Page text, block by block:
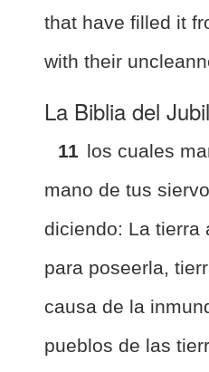
that have filled it
with their
La Biblia del
11 los cuales
mano de tus
diciendo: La tierra
para poseerla,
causa de la
pueblos de las